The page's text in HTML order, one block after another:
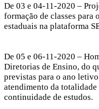
De 03 e 04-11-2020 –
formação de classes para
estaduais na plataforma
De 05 e 06-11-2020 –
Diretorias de Ensino, do
previstas para o ano
atendimento da
continuidade de estudos.